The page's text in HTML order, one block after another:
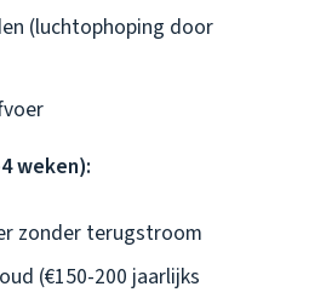
(luchtophoping door
weken):
zonder terugstroom
(€150-200 jaarlijks